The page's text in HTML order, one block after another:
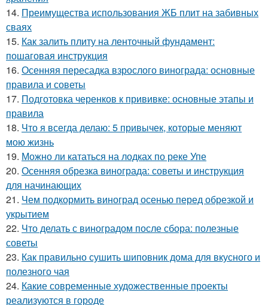
14. Преимущества использования ЖБ плит на забивных
сваях
15. Как залить плиту на ленточный фундамент:
пошаговая инструкция
16. Осенняя пересадка взрослого винограда: основные
правила и советы
17. Подготовка черенков к прививке: основные этапы и
правила
18. Что я всегда делаю: 5 привычек, которые меняют
мою жизнь
19. Можно ли кататься на лодках по реке Упе
20. Осенняя обрезка винограда: советы и инструкция
для начинающих
21. Чем подкормить виноград осенью перед обрезкой и
укрытием
22. Что делать с виноградом после сбора: полезные
советы
23. Как правильно сушить шиповник дома для вкусного и
полезного чая
24. Какие современные художественные проекты
реализуются в городе